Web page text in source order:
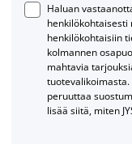
Haluan
henkilökohtaisiin
kolmannen
mahtavia
tuotevalikoimasta.
peruuttaa
lisää siitä, miten